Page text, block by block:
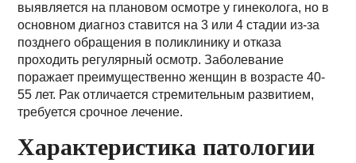
выявляется на плановом осмотре у гинеколога, но в
основном диагноз ставится на 3 или 4 стадии из-за
позднего обращения в поликлинику и отказа
проходить регулярный осмотр. Заболевание
поражает преимущественно женщин в возрасте 40-
55 лет. Рак отличается стремительным развитием,
требуется срочное лечение.
Характеристика патологии